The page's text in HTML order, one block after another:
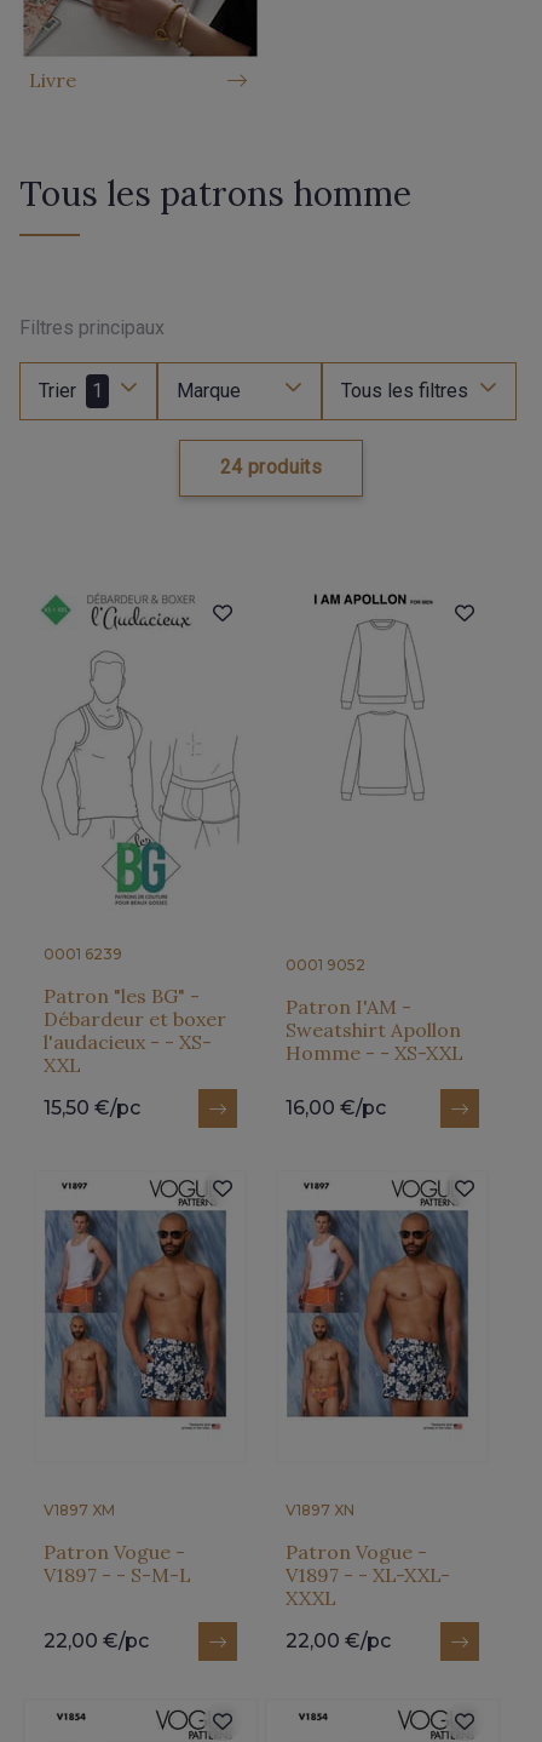
Livre
Tous les patrons homme
Filtres principaux
Trier 1 Marque Tous les filtres
24 produits
0001 6239
Patron "les BG" -
Débardeur et boxer
l'audacieux - - XS-
XXL
15,50 €/pc
0001 9052
Patron I'AM -
Sweatshirt Apollon
Homme - - XS-XXL
16,00 €/pc
V1897 XM
Patron Vogue -
V1897 - - S-M-L
22,00 €/pc
V1897 XN
Patron Vogue -
V1897 - - XL-XXL-
XXXL
22,00 €/pc